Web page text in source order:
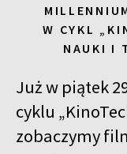
W CYKL
NAUKI I
Już w piątek
cyklu
zobaczymy